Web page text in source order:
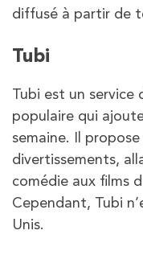
diffusé à partir de
Tubi
Tubi est un
populaire qui
semaine. Il
divertissements,
comédie aux films
Cependant, Tubi
Unis.